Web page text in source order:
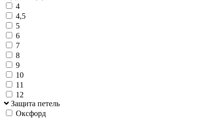
4
4,5
5
6
7
8
9
10
11
12
Защита петель
Оксфорд